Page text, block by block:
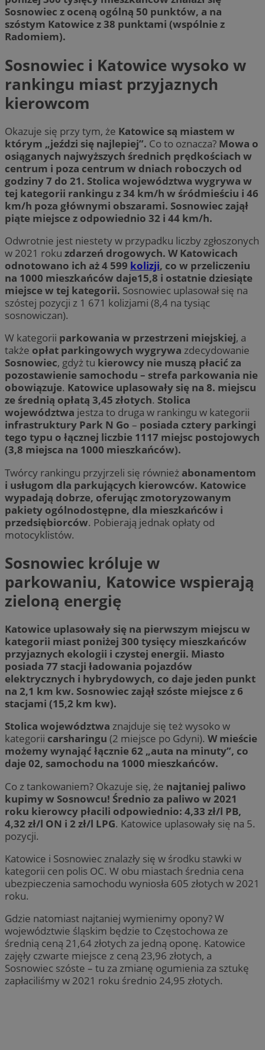
Sosnowiec z oceną ogólną 50 punktów, a na
szóstym Katowice z 38 punktami (wspólnie z
Radomiem).
Sosnowiec i Katowice wysoko w
rankingu miast przyjaznych
kierowcom
Okazuje się przy tym, że Katowice są miastem w
którym „jeździ się najlepiej”. Co to oznacza? Mowa o
osiąganych najwyższych średnich prędkościach w
centrum i poza centrum w dniach roboczych od
godziny 7 do 21. Stolica województwa wygrywa w
tej kategorii rankingu z 34 km/h w śródmieściu i 46
km/h poza głównymi obszarami. Sosnowiec zajął
piąte miejsce z odpowiednio 32 i 44 km/h.
Odwrotnie jest niestety w przypadku liczby zgłoszonych
w 2021 roku zdarzeń drogowych. W Katowicach
odnotowano ich aż 4 599 kolizji, co w przeliczeniu
na 1000 mieszkańców daje15,8 i ostatnie dziesiąte
miejsce w tej kategorii. Sosnowiec uplasował się na
szóstej pozycji z 1 671 kolizjami (8,4 na tysiąc
sosnowiczan).
W kategorii parkowania w przestrzeni miejskiej, a
także opłat parkingowych wygrywa zdecydowanie
Sosnowiec, gdyż tu kierowcy nie muszą płacić za
pozostawienie samochodu – strefa parkowania nie
obowiązuje. Katowice uplasowały się na 8. miejscu
ze średnią opłatą 3,45 złotych. Stolica
województwa jestza to druga w rankingu w kategorii
infrastruktury Park N Go – posiada cztery parkingi
tego typu o łącznej liczbie 1117 miejsc postojowych
(3,8 miejsca na 1000 mieszkańców).
Twórcy rankingu przyjrzeli się również abonamentom
i usługom dla parkujących kierowców. Katowice
wypadają dobrze, oferując zmotoryzowanym
pakiety ogólnodostępne, dla mieszkańców i
przedsiębiorców. Pobierają jednak opłaty od
motocyklistów.
Sosnowiec króluje w
parkowaniu, Katowice wspierają
zieloną energię
Katowice uplasowały się na pierwszym miejscu w
kategorii miast poniżej 300 tysięcy mieszkańców
przyjaznych ekologii i czystej energii. Miasto
posiada 77 stacji ładowania pojazdów
elektrycznych i hybrydowych, co daje jeden punkt
na 2,1 km kw. Sosnowiec zajął szóste miejsce z 6
stacjami (15,2 km kw).
Stolica województwa znajduje się też wysoko w
kategorii carsharingu (2 miejsce po Gdyni). W mieście
możemy wynająć łącznie 62 „auta na minuty”, co
daje 02, samochodu na 1000 mieszkańców.
Co z tankowaniem? Okazuje się, że najtaniej paliwo
kupimy w Sosnowcu! Średnio za paliwo w 2021
roku kierowcy płacili odpowiednio: 4,33 zł/l PB,
4,32 zł/l ON i 2 zł/l LPG. Katowice uplasowały się na 5.
pozycji.
Katowice i Sosnowiec znalazły się w środku stawki w
kategorii cen polis OC. W obu miastach średnia cena
ubezpieczenia samochodu wyniosła 605 złotych w 2021
roku.
Gdzie natomiast najtaniej wymienimy opony? W
województwie śląskim będzie to Częstochowa ze
średnią ceną 21,64 złotych za jedną oponę. Katowice
zajęły czwarte miejsce z ceną 23,96 złotych, a
Sosnowiec szóste – tu za zmianę ogumienia za sztukę
zapłaciliśmy w 2021 roku średnio 24,95 złotych.